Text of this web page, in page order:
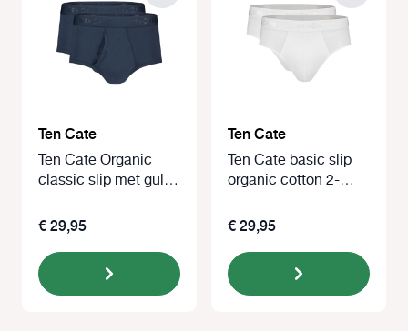
Ten Cate
Ten Cate Organic
classic slip met gulp
€ 29,95
Ten Cate
Ten Cate basic slip
organic cotton 2-
€ 29,95